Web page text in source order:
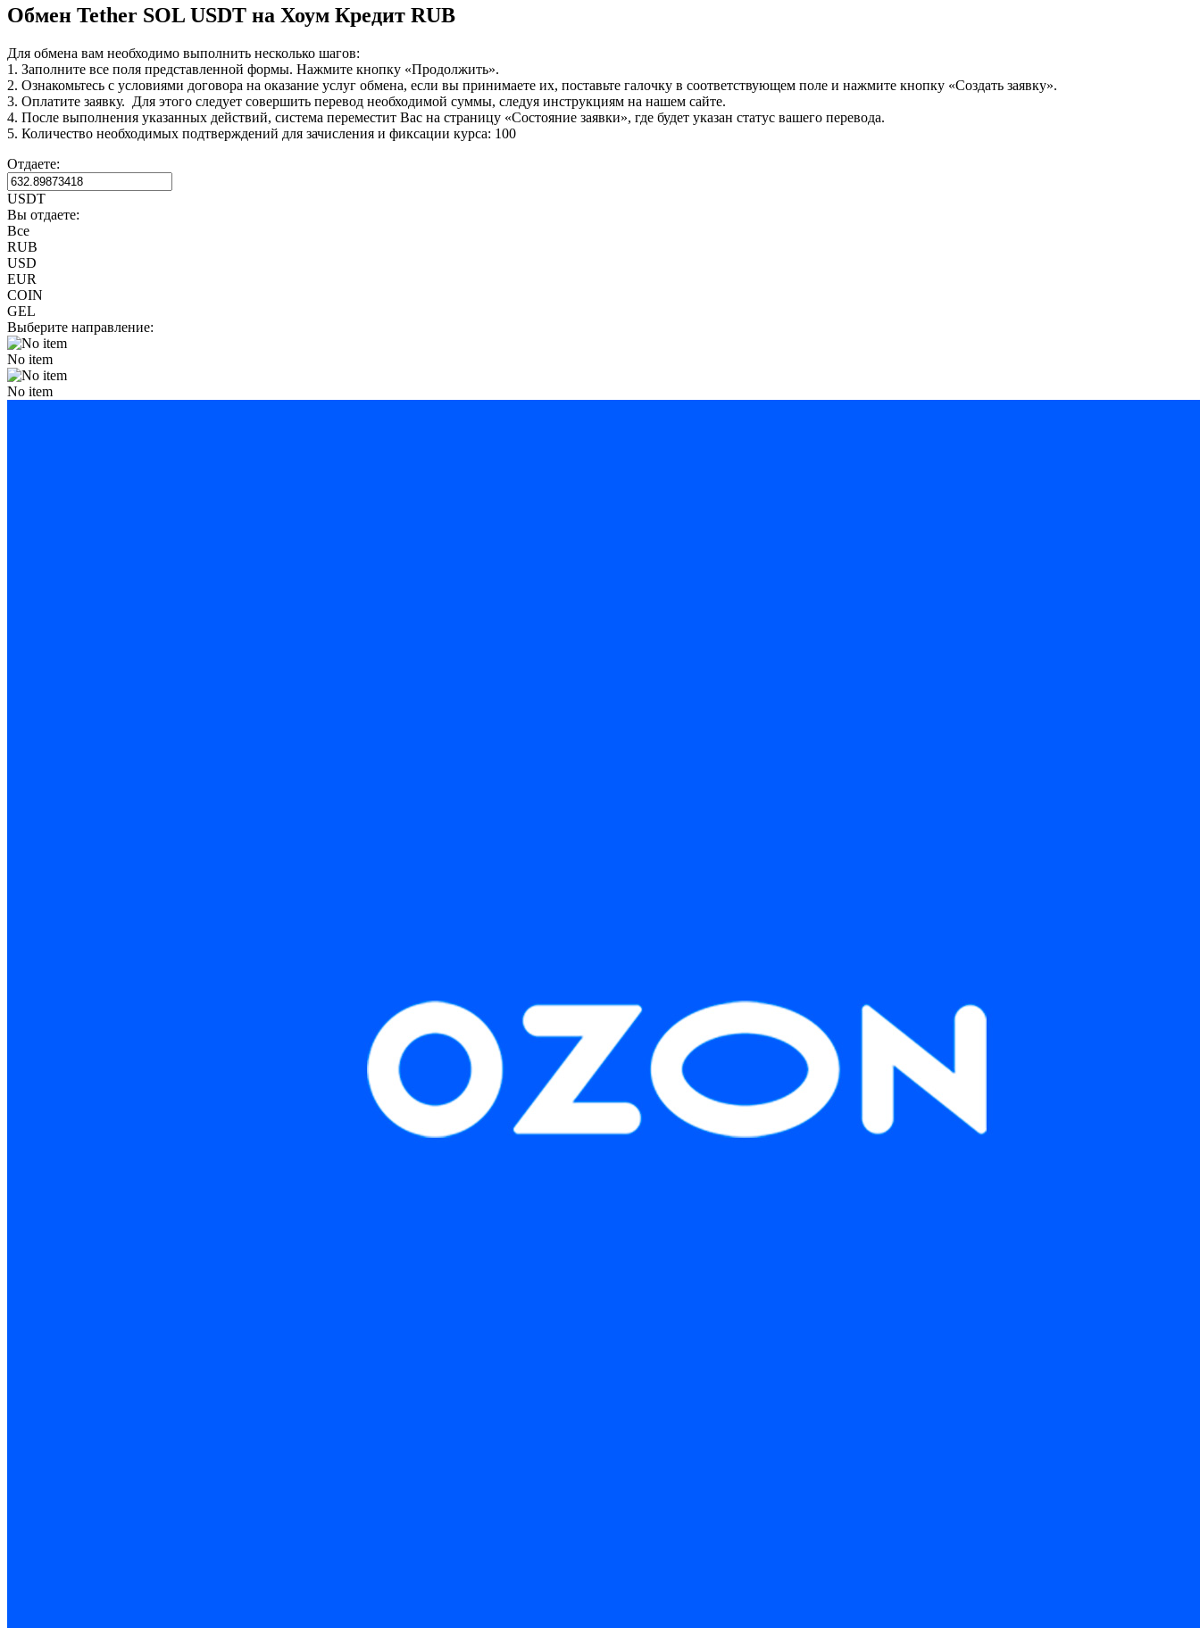
Обмен Tether SOL USDT на Хоум Кредит RUB
Для обмена вам необходимо выполнить несколько шагов:
1. Заполните все поля представленной формы. Нажмите кнопку «Продолжить».
2. Ознакомьтесь с условиями договора на оказание услуг обмена, если вы принимаете их, поставьте галочку в соответствующем поле и нажмите кнопку «Создать заявку».
3. Оплатите заявку. Для этого следует совершить перевод необходимой суммы, следуя инструкциям на нашем сайте.
4. После выполнения указанных действий, система переместит Вас на страницу «Состояние заявки», где будет указан статус вашего перевода.
5. Количество необходимых подтверждений для зачисления и фиксации курса: 100
Отдаете:
USDT
Вы отдаете:
Все
RUB
USD
EUR
COIN
GEL
Выберите направление:
No item
No item